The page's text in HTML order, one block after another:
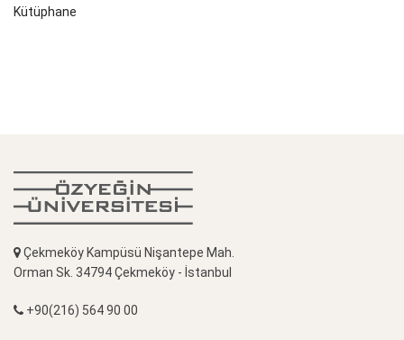
Kütüphane
Çekmeköy Kampüsü Nişantepe Mah.
Orman Sk. 34794 Çekmeköy - İstanbul
+90(216) 564 90 00